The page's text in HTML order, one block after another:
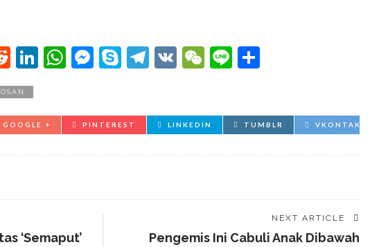
Reddit
LinkedIn
WhatsApp
Messenger
Skype
Telegram
VK WeChat
Line
GOOGLE + PINTEREST LINKEDIN TUMBLR VKONTAKTE
‘semaput’
NEXT ARTICLE
Pengemis Ini Cabuli Anak Dibawah